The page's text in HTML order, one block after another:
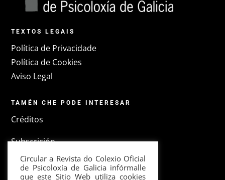
TEXTOS LEGAIS
Política de Privacidade
Política de Cookies
Aviso Legal
TAMÉN CHE PODE INTERESAR
Créditos
Subscrición
Colexio Oficial de Psicoloxía de Galicia
Circular a Revista do Colexio Oficial
de Psicoloxía de Galicia infórmalle
que este Sitio Web utiliza cookies